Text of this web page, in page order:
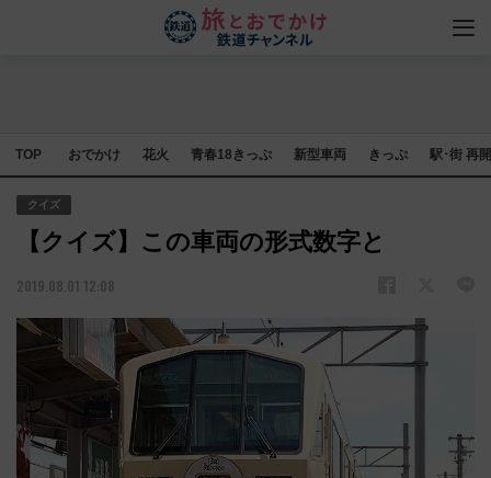
TOP おでかけ 花火 青春18きっぷ 新型車両 きっぷ 駅･街 再
クイズ
【クイズ】この車両の形式数字と
2019.08.01 12:08